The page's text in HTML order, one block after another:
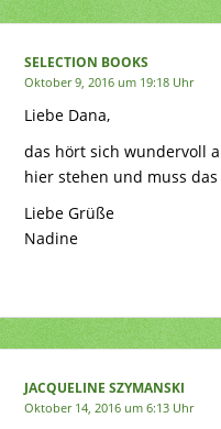
SELECTION BOOKS
Oktober 9, 2016 um 19:18 Uhr
Liebe Dana,
das hört sich wundervoll
hier stehen und muss
Liebe Grüße
Nadine
JACQUELINE SZYMANSKI
Oktober 14, 2016 um 6:13 Uhr